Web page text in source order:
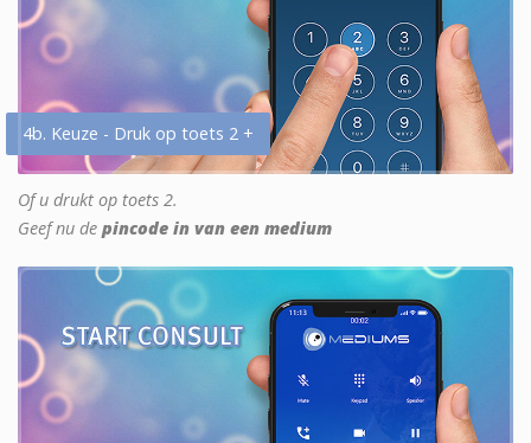
4b. Keuze - Druk op toets 2 +
Of u drukt op toets 2.
Geef nu de pincode in van een medium